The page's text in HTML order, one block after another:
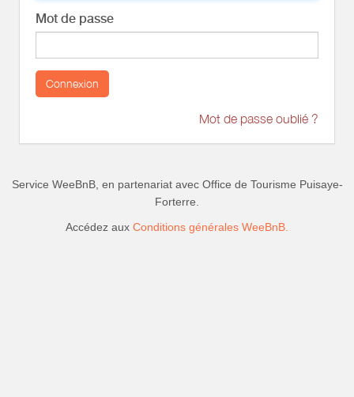
Mot de passe
Connexion
Mot de passe oublié ?
Service WeeBnB, en partenariat avec Office de Tourisme Puisaye-
Forterre
Accédez aux Conditions générales WeeBnB.